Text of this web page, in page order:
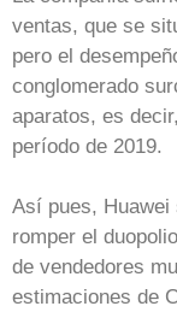
ventas, que se
pero el
conglomerado
aparatos, es
período de 2019.
Así pues,
romper el
de vendedores
estimaciones de